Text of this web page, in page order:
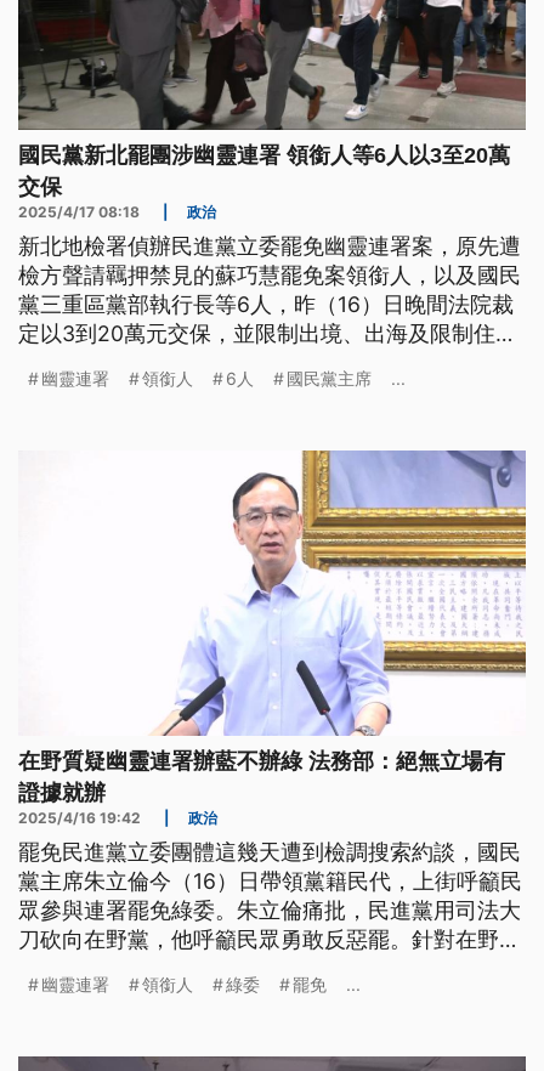
國民黨新北罷團涉幽靈連署 領銜人等6人以3至20萬
交保
2025/4/17 08:18 政治
新北地檢署偵辦民進黨立委罷免幽靈連署案，原先遭
檢方聲請羈押禁見的蘇巧慧罷免案領銜人，以及國民
黨三重區黨部執行長等6人，昨（16）日晚間法院裁
定以3到20萬元交保，並限制出境、出海及限制住
幽靈連署 領銜人 6人 國民黨主席 ...
在野質疑幽靈連署辦藍不辦綠 法務部：絕無立場有
證據就辦
2025/4/16 19:42 政治
罷免民進黨立委團體這幾天遭到檢調搜索約談，國民
黨主席朱立倫今（16）日帶領黨籍民代，上街呼籲民
眾參與連署罷免綠委。朱立倫痛批，民進黨用司法大
刀砍向在野黨，他呼籲民眾勇敢反惡罷。針對在野質
任何立場考量。而罷免民進黨立委李坤城的領銜人宋
符號的臂章引發爭議。
幽靈連署 領銜人 綠委 罷免 ...